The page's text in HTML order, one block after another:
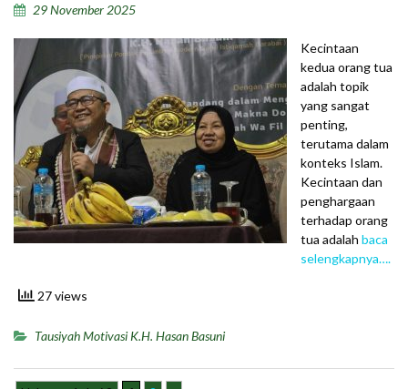
29 November 2025
Kecintaan
kedua orang tua
adalah topik
yang sangat
penting,
terutama dalam
konteks Islam.
Kecintaan dan
penghargaan
terhadap orang
tua adalah baca
selengkapnya….
27 views
Tausiyah Motivasi K.H. Hasan Basuni